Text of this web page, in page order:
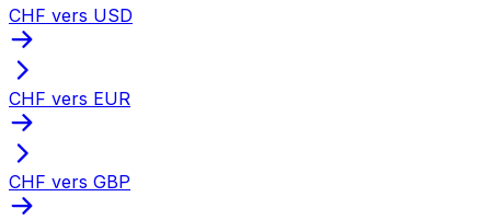
CHF vers USD
CHF vers EUR
CHF vers GBP